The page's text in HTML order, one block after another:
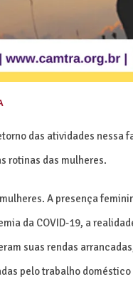
das atividades nessa
rotinas das mulheres.
A presença
da COVID-19, a
suas rendas
pelo trabalho